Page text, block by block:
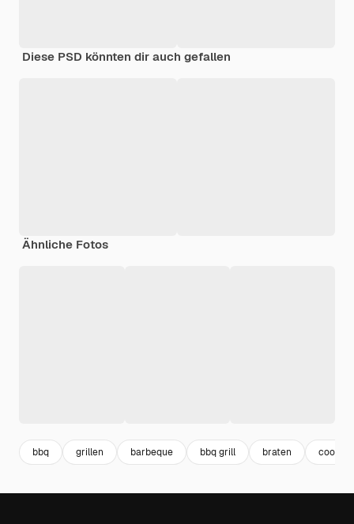
Diese PSD könnten dir auch gefallen
Ähnliche Fotos
bbq grillen barbeque bbq grill braten cook